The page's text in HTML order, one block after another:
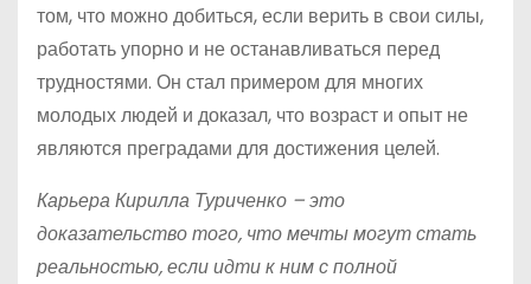
том, что можно добиться, если верить в свои силы,
работать упорно и не останавливаться перед
трудностями. Он стал примером для многих
молодых людей и доказал, что возраст и опыт не
являются преградами для достижения целей.
Карьера Кирилла Туриченко – это
доказательство того, что мечты могут стать
реальностью, если идти к ним с полной